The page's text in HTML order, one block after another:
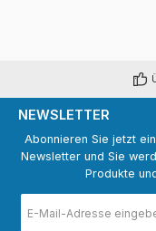
NEWSLETTER
Abonnieren Sie jetzt
Newsletter und Sie
Produkte
Mail-